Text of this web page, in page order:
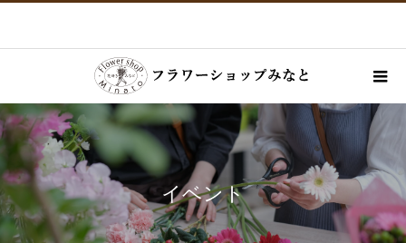
イベント